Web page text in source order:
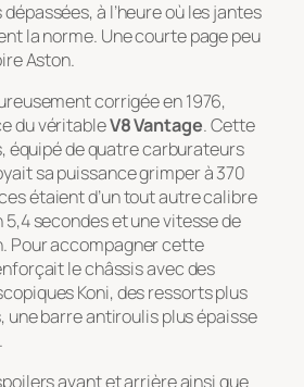
à l’heure où les jantes
la norme. Une courte page peu
Aston.
corrigée en 1976,
du véritableV8 Vantage. Cette
équipé de quatre carburateurs
sa puissance grimper à 370
étaient d’un tout autre calibre
5,4 secondes et une vitesse de
Pour accompagner cette
le châssis avec des
Koni, des ressorts plus
une barre antiroulis plus épaisse
avant et arrière ainsi que